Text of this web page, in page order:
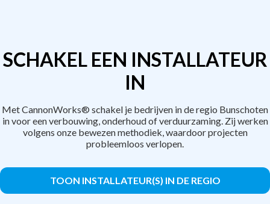
SCHAKEL EEN INSTALLATEUR
IN
Met CannonWorks® schakel je bedrijven in de regio Bunschoten
in voor een verbouwing, onderhoud of verduurzaming. Zij werken
volgens onze bewezen methodiek, waardoor projecten
probleemloos verlopen.
TOON INSTALLATEUR(S) IN DE REGIO